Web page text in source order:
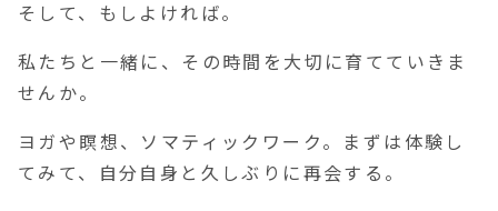
そして、もしよければ。
私たちと一緒に、その時間を大切に育てていきま
せんか。
ヨガや瞑想、ソマティックワーク。まずは体験し
てみて、自分自身と久しぶりに再会する。